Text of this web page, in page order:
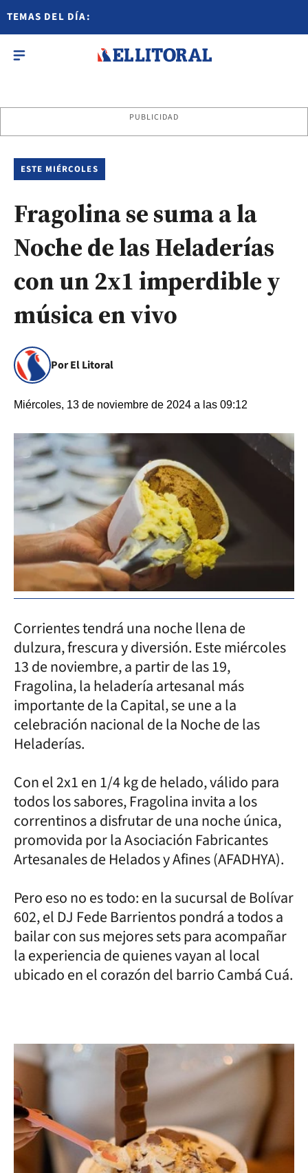
TEMAS DEL DÍA:
PUBLICIDAD
ESTE MIÉRCOLES
Fragolina se suma a la
Noche de las Heladerías
con un 2x1 imperdible y
música en vivo
Por El Litoral
Miércoles, 13 de noviembre de 2024 a las 09:12
Corrientes tendrá una noche llena de
dulzura, frescura y diversión. Este miércoles
13 de noviembre, a partir de las 19,
Fragolina, la heladería artesanal más
importante de la Capital, se une a la
celebración nacional de la Noche de las
Heladerías.
Con el 2x1 en 1/4 kg de helado, válido para
todos los sabores, Fragolina invita a los
correntinos a disfrutar de una noche única,
promovida por la Asociación Fabricantes
Artesanales de Helados y Afines (AFADHYA).
Pero eso no es todo: en la sucursal de Bolívar
602, el DJ Fede Barrientos pondrá a todos a
bailar con sus mejores sets para acompañar
la experiencia de quienes vayan al local
ubicado en el corazón del barrio Cambá Cuá.